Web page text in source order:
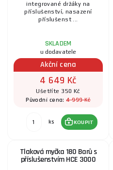
integrované držáky na
příslušenství, nasazení
příslušenst ...
SKLADEM
u dodavatele
Akční cena
4 649 Kč
Ušetříte 350 Kč
Původní cena:4 999 Kč
ks KOUPIT
Tlaková myčka 180 Barů s
příslušenstvím HCE 3000